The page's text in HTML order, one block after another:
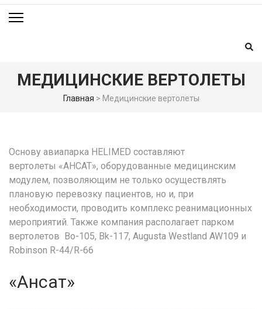
МЕДИЦИНСКИЕ ВЕРТОЛЕТЫ
Главная > Медицинские вертолеты
Основу авиапарка HELIMED составляют
вертолеты «АНСАТ», оборудованные медицинским
модулем, позволяющим не только осуществлять
плановую перевозку пациентов, но и, при
необходимости, проводить комплекс реанимационных
мероприятий. Также компания располагает парком
вертолетов Bo-105, Bk-117, Augusta Westland AW109 и
Robinson R-44/R-66
«Ансат»